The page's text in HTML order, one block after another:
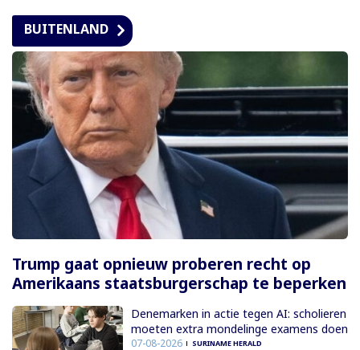
BUITENLAND
Trump gaat opnieuw proberen recht op
Amerikaans staatsburgerschap te beperken
Denemarken in actie tegen AI: scholieren
moeten extra mondelinge examens doen
07-08-2026 SURINAME HERALD